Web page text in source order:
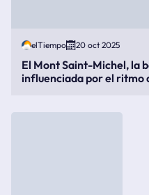
elTiempo 20 oct 2025
El Mont Saint-Michel, la
influenciada por el ritmo